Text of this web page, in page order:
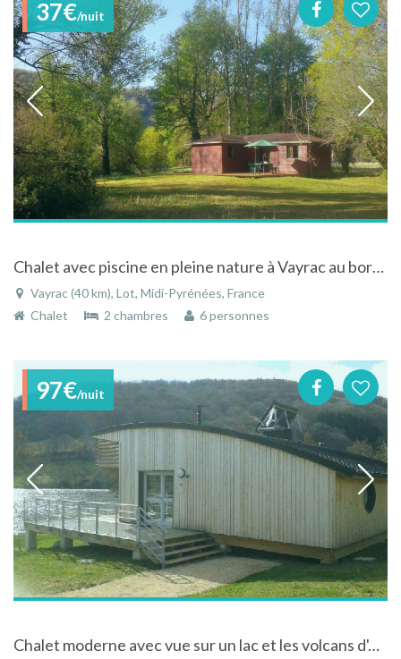
37€/nuit
Chalet avec piscine en pleine nature à Vayrac au bord de la riviere Dordogne et d'un grand lac
Vayrac (40 km), Lot, Midi-Pyrénées, France
Chalet
2 chambres 6 personnes
97€/nuit
Chalet moderne avec vue sur un lac et les volcans d'Auvergne